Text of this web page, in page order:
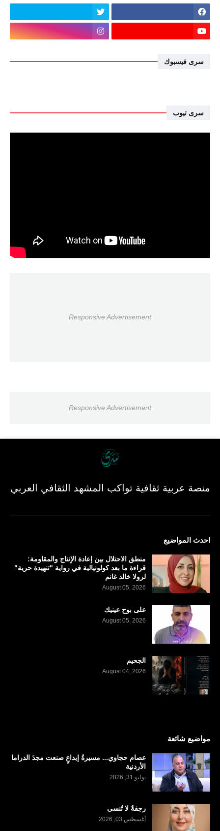
سرى فيسبوك
سرى تيوب
Responsive Advertisement
Responsive Advertisement
منصة عربية ثقافية تواكب المشهد الثقافي العربي
احدث المواضيع
منطق الاحتلال بين إعادة الإنتاج والمقاومة:
قراءة ما بعد كولونيالية في رواية "تنهيدة حرية"
لرولا خالد غانم
August 05, 2026
على بوح عينيك
August 05, 2026
الجحيم
August 04, 2026
مواضيع شائعة
عصام حجاوي... مسيرةُ إبداعٍ صنعت مجدَ الدراما
الأردنية
يوليو 31, 2026
رجفةٌ لا تُنسى
أغسطس 03, 2026